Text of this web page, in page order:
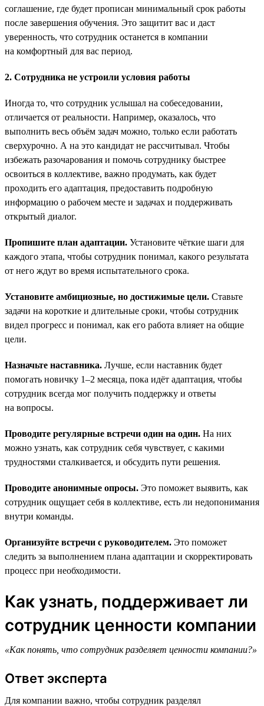
соглашение, где будет прописан минимальный срок работы
после завершения обучения. Это защитит вас и даст
уверенность, что сотрудник останется в компании
на комфортный для вас период.
2. Сотрудника не устроили условия работы
Иногда то, что сотрудник услышал на собеседовании,
отличается от реальности. Например, оказалось, что
выполнить весь объём задач можно, только если работать
сверхурочно. А на это кандидат не рассчитывал. Чтобы
избежать разочарования и помочь сотруднику быстрее
освоиться в коллективе, важно продумать, как будет
проходить его адаптация, предоставить подробную
информацию о рабочем месте и задачах и поддерживать
открытый диалог.
Пропишите план адаптации. Установите чёткие шаги для
каждого этапа, чтобы сотрудник понимал, какого результата
от него ждут во время испытательного срока.
Установите амбициозные, но достижимые цели. Ставьте
задачи на короткие и длительные сроки, чтобы сотрудник
видел прогресс и понимал, как его работа влияет на общие
цели.
Назначьте наставника. Лучше, если наставник будет
помогать новичку 1–2 месяца, пока идёт адаптация, чтобы
сотрудник всегда мог получить поддержку и ответы
на вопросы.
Проводите регулярные встречи один на один. На них
можно узнать, как сотрудник себя чувствует, с какими
трудностями сталкивается, и обсудить пути решения.
Проводите анонимные опросы. Это поможет выявить, как
сотрудник ощущает себя в коллективе, есть ли недопонимания
внутри команды.
Организуйте встречи с руководителем. Это поможет
следить за выполнением плана адаптации и скорректировать
процесс при необходимости.
Как узнать, поддерживает ли
сотрудник ценности компании
«Как понять, что сотрудник разделяет ценности компании?»
Ответ эксперта
Для компании важно, чтобы сотрудник разделял